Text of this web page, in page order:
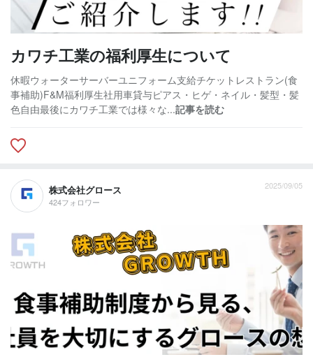
カワチ工業の福利厚生について
休暇ウォーターサーバーユニフォーム支給チケットレストラン(食
事補助)F&M福利厚生社用車貸与ピアス・ヒゲ・ネイル・髪型・髪
色自由最後にカワチ工業では様々な...記事を読む
株式会社グロース
424フォロワー
2025/09/05